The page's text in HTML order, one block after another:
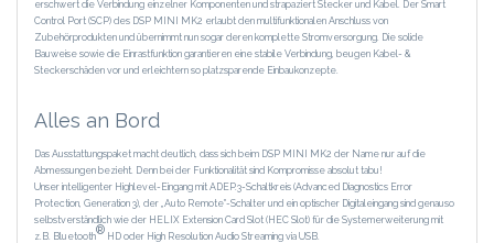
erschwert die Verbindung einzelner Komponenten und strapaziert Stecker und Kabel. Der Smart
Control Port (SCP) des DSP MINI MK2 erlaubt den multifunktionalen Anschluss von
Zubehörprodukten und übernimmt nun sogar deren komplette Stromversorgung. Die solide
Bauweise sowie die Einrastfunktion garantieren eine stabile Verbindung, beugen Kabel- &
Steckerschäden vor und erleichtern so platzsparende Einbaukonzepte.
Alles an Bord
Das Ausstattungspaket macht deutlich, dass sich beim DSP MINI MK2 der Name nur auf die
Abmessungen bezieht. Denn bei der Funktionalität sind Kompromisse absolut tabu!
Unser intelligenter Highlevel-Eingang mit ADEP.3-Schaltkreis (Advanced Diagnostics Error
Protection, Generation 3), der „Auto Remote"-Schalter und ein optischer Digitaleingang sind genauso
selbstverständlich wie der HELIX Extension Card Slot (HEC Slot) für die Systemerweiterung mit
z.B. Bluetooth
®
HD oder High Resolution Audio Streaming via USB.